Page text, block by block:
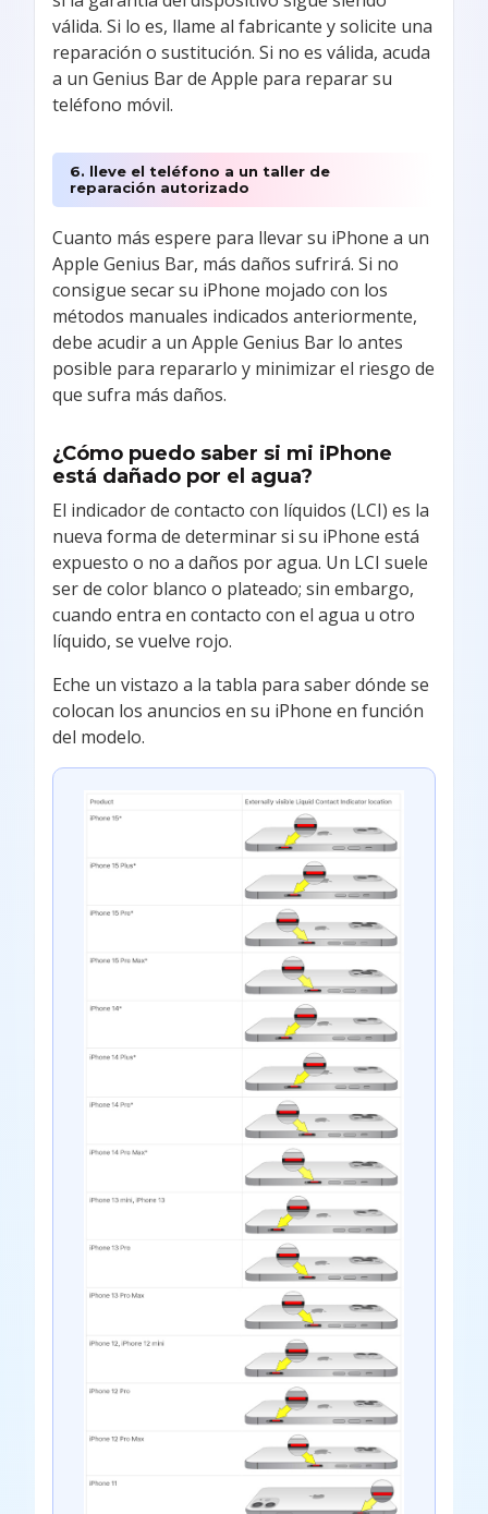
válida. Si lo es, llame al fabricante y solicite una
reparación o sustitución. Si no es válida, acuda
a un Genius Bar de Apple para reparar su
teléfono móvil.
6. lleve el teléfono a un taller de
reparación autorizado
Cuanto más espere para llevar su iPhone a un
Apple Genius Bar, más daños sufrirá. Si no
consigue secar su iPhone mojado con los
métodos manuales indicados anteriormente,
debe acudir a un Apple Genius Bar lo antes
posible para repararlo y minimizar el riesgo de
que sufra más daños.
¿Cómo puedo saber si mi iPhone
está dañado por el agua?
El indicador de contacto con líquidos (LCI) es la
nueva forma de determinar si su iPhone está
expuesto o no a daños por agua. Un LCI suele
ser de color blanco o plateado; sin embargo,
cuando entra en contacto con el agua u otro
líquido, se vuelve rojo.
Eche un vistazo a la tabla para saber dónde se
colocan los anuncios en su iPhone en función
del modelo.